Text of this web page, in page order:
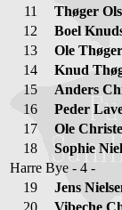
11
Thøger
12
Boel
13
Ole
14
Knud
15
Anders
16
Peder
17
Ole
18
Sophie
Harre Bye - 4 -
19
Jens
20
Vibeche